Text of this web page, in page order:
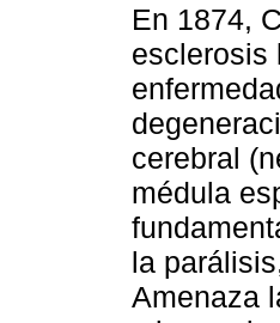
En 1874,
esclerosis
cerebral
médula
la
Amenaza